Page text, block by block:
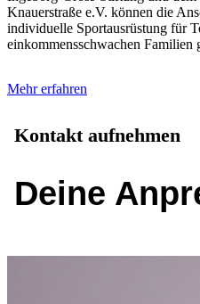
Knauerstraße e.V. können die
individuelle Sportausrüstung für
einkommensschwachen Familien
Mehr erfahren
Kontakt aufnehmen
Deine